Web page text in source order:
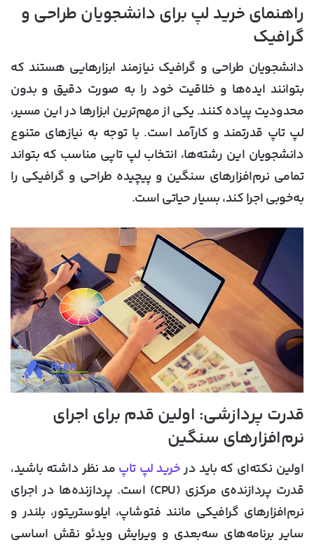
راهنمای خرید لپ برای دانشجویان طراحی و
گرافیک
دانشجویان طراحی و گرافیک نیازمند ابزارهایی هستند که
بتوانند ایده‌ها و خلاقیت خود را به ‌صورت دقیق و بدون
محدودیت پیاده کنند. یکی از مهم‌ترین ابزارها در این مسیر،
لپ تاپ قدرتمند و کارآمد است. با توجه به نیازهای متنوع
دانشجویان این رشته‌ها، انتخاب لپ تاپی مناسب که بتواند
تمامی نرم‌افزارهای سنگین و پیچیده طراحی و گرافیکی را
به‌خوبی اجرا کند، بسیار حیاتی است.
قدرت پردازشی: اولین قدم برای اجرای
نرم‌افزارهای سنگین
اولین نکته‌ای که باید درخرید لپ تاپ مد نظر داشته باشید،
قدرت پردازنده‌ی مرکزی (CPU) است. پردازنده‌ها در اجرای
نرم‌افزارهای گرافیکی مانند فتوشاپ، ایلوستریتور، بلندر و
سایر برنامه‌های سه‌بعدی و ویرایش ویدئو نقش اساسی